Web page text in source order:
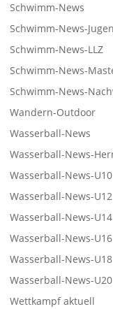
Schwimm-News
Schwimm-News-
Schwimm-News-LLZ
Schwimm-News-
Schwimm-News-
Wandern-Outdoor
Wasserball-News
Wasserball-News-
Wasserball-News-U10
Wasserball-News-U12
Wasserball-News-U14
Wasserball-News-U16
Wasserball-News-U18
Wasserball-News-U20
Wettkampf aktuell